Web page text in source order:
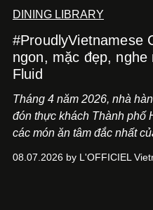
DINING LIBRARY
#ProudlyVietnamese
ngon, mặc đẹp, nghe
Fluid
Tháng 4 năm 2026, nhà
đón thực khách Thành phố
các món ăn tâm đắc nhất
món ăn đa dạng từ Á đến
08.07.2026 by L'OFFICIEL